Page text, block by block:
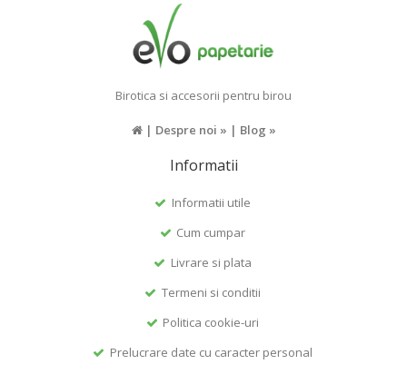
Birotica si accesorii pentru birou
| Despre noi » | Blog »
Informatii
Informatii utile
Cum cumpar
Livrare si plata
Termeni si conditii
Politica cookie-uri
Prelucrare date cu caracter personal